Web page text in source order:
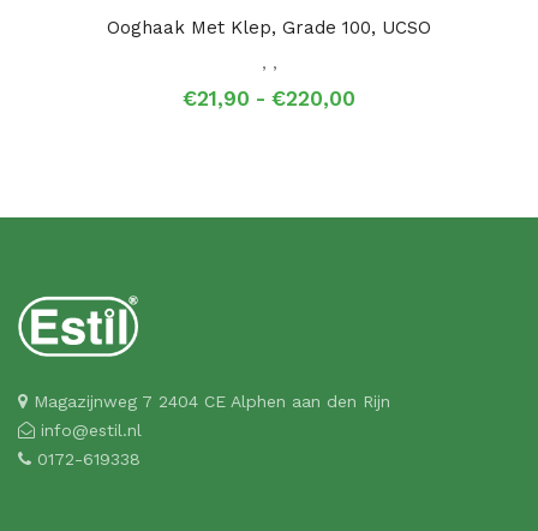
Ooghaak Met Klep, Grade 100, UCSO
, ,
€21,90 - €220,00
Magazijnweg 7 2404 CE Alphen aan den Rijn
info@estil.nl
0172-619338